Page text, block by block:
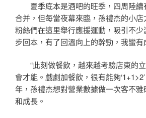
夏季底本是酒吧的旺季，四周陸續
合并，但每當夜幕來臨，孫禮杰的小
粉絲們在這里舉行應援運動，吸引不少
步回本，有了回溫向上的幹勁，我蠻有
“此刻做餐飲，越來越考驗店東的
會才能。戲劇加餐飲，很有能夠
年，孫禮杰想對營業數據做一次客不
和成長。